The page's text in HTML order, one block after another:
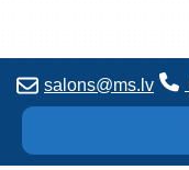
salons@ms.lv